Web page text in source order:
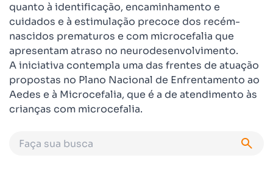
quanto à identificação, encaminhamento e
cuidados e à estimulação precoce dos recém-
nascidos prematuros e com microcefalia que
apresentam atraso no neurodesenvolvimento.
A iniciativa contempla uma das frentes de atuação
propostas no Plano Nacional de Enfrentamento ao
Aedes e à Microcefalia, que é a de atendimento às
crianças com microcefalia.